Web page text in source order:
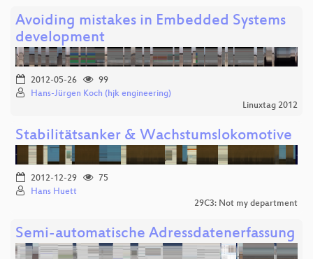
Avoiding mistakes in Embedded Systems
development
2012-05-26
99
Hans-Jürgen Koch (hjk engineering)
Linuxtag 2012
Stabilitätsanker & Wachstumslokomotive
2012-12-29
75
Hans Huett
29C3: Not my department
Semi-automatische Adressdatenerfassung